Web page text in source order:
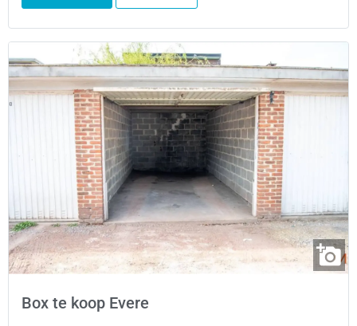
Box te koop Evere